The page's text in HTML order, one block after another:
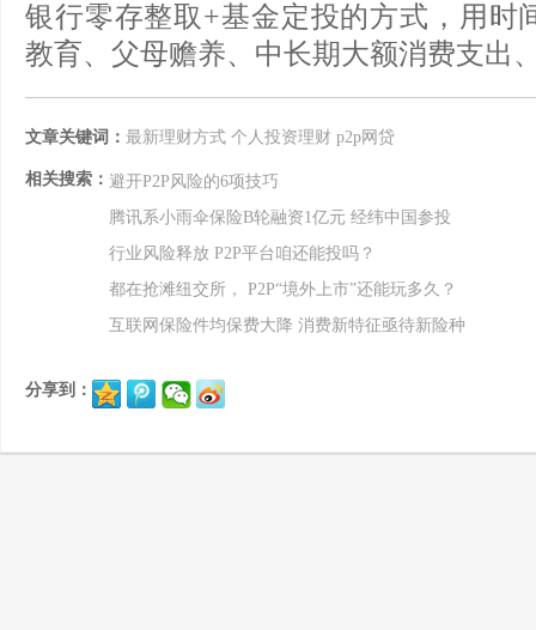
银行零存整取+基金定投的方式，用时
教育、父母赡养、中长期大额消费支出
文章关键词： 最新理财方式 个人投资理财 p2p网贷
相关搜索： 避开P2P风险的6项技巧
腾讯系小雨伞保险B轮融资1亿元 经纬中国参投
行业风险释放 P2P平台咱还能投吗？
都在抢滩纽交所， P2P“境外上市”还能玩多久？
互联网保险件均保费大降 消费新特征亟待新险种
分享到：